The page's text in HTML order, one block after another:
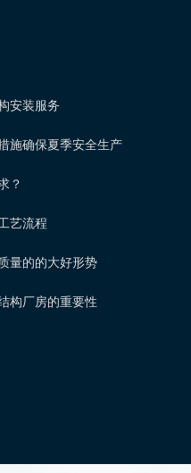
安装服务
施确保夏季安全生产
？
艺流程
量的的大好形势
构厂房的重要性